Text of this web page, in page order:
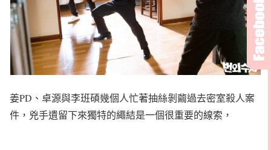
姜PD、卓源與李班碩幾個人忙著抽絲剝繭過去密室殺人案
件，兇手遺留下來獨特的繩結是一個很重要的線索，